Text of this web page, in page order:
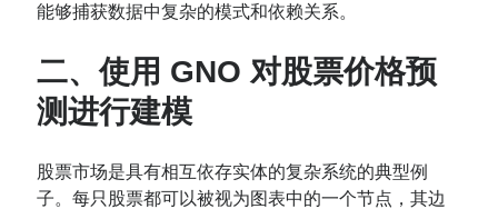
能够捕获数据中复杂的模式和依赖关系。
二、使用 GNO 对股票价格预
测进行建模
股票市场是具有相互依存实体的复杂系统的典型例
子。每只股票都可以被视为图表中的一个节点，其边